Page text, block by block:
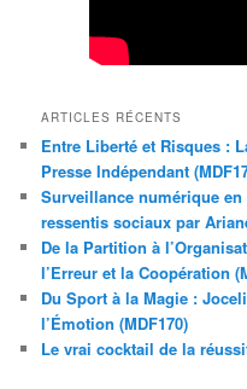
ARTICLES RÉCENTS
Entre Liberté et Risques :
Presse Indépendant
Surveillance numérique
ressentis sociaux par
De la Partition à
l’Erreur et la Coopération
Du Sport à la Magie :
l’Émotion (MDF170)
Le vrai cocktail de la